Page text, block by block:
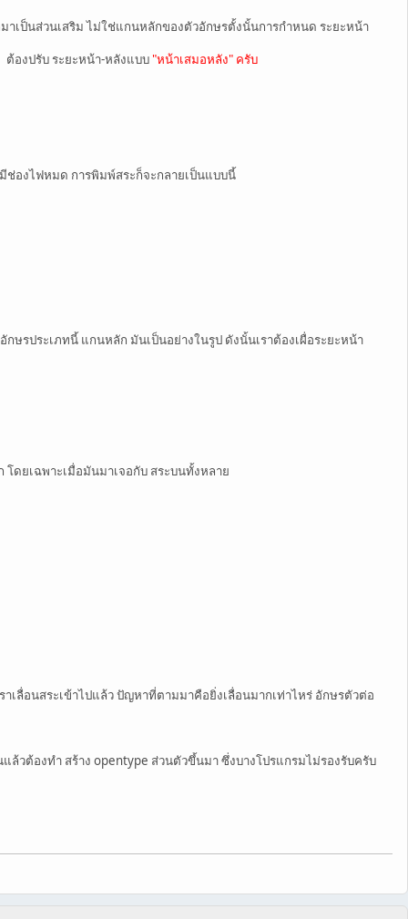
าเป็นส่วนเสริม ไม่ใช่แกนหลักของตัวอักษรตั้งนั้นการกำหนด ระยะหน้า
องปรับ ระยะหน้า-หลังแบบ"หน้าเสมอหลัง" ครับ
ช่องไฟหมด การพิมพ์สระก็จะกลายเป็นแบบนี้
ษรประเภทนี้ แกนหลัก มันเป็นอย่างในรูป ดังนั้นเราต้องเผื่อระยะหน้า
ดยเฉพาะเมื่อมันมาเจอกับ สระบนทั้งหลาย
ลื่อนสระเข้าไปแล้ว ปัญหาที่ตามมาคือยิ่งเลื่อนมากเท่าไหร่ อักษรตัวต่อ
ล้วต้องทำ สร้าง opentype ส่วนตัวขึ้นมา ซึ่งบางโปรแกรมไม่รองรับครับ